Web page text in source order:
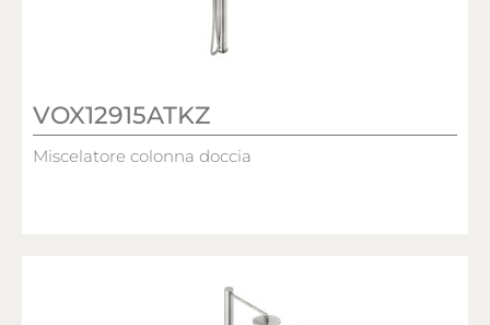
VOX12915ATKZ
Miscelatore colonna doccia